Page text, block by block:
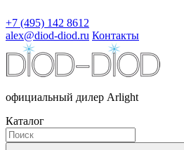
+7 (495) 142 8612
alex@diod-diod.ru Контакты
официальный дилер Arlight
Каталог